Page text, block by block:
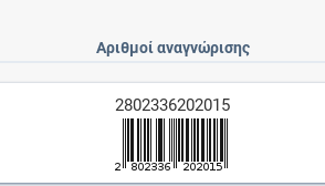
Αριθμοί αναγνώρισης
2802336202015